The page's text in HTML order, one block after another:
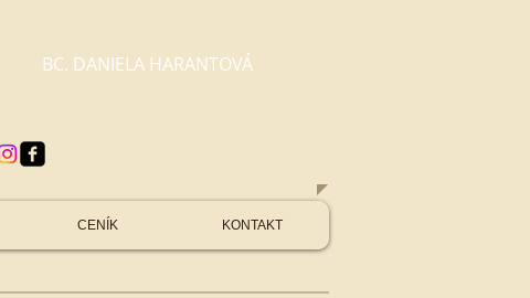
BC. DANIELA HARANTOVÁ
CENÍK KONTAKT